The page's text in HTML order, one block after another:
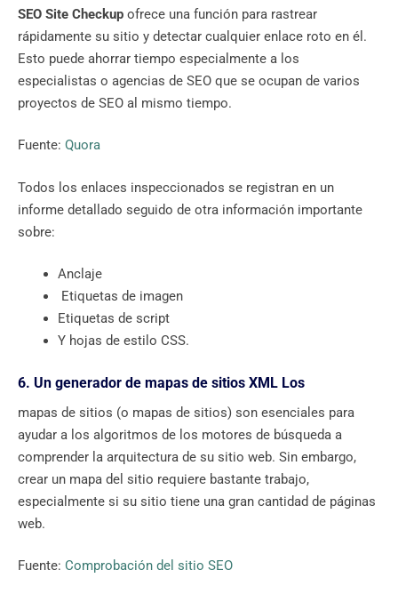
SEO Site Checkup ofrece una función para rastrear
rápidamente su sitio y detectar cualquier enlace roto en él.
Esto puede ahorrar tiempo especialmente a los
especialistas o agencias de SEO que se ocupan de varios
proyectos de SEO al mismo tiempo.
Fuente: Quora
Todos los enlaces inspeccionados se registran en un
informe detallado seguido de otra información importante
sobre:
Anclaje
Etiquetas de imagen
Etiquetas de script
Y hojas de estilo CSS.
6. Un generador de mapas de sitios XML Los
mapas de sitios (o mapas de sitios) son esenciales para
ayudar a los algoritmos de los motores de búsqueda a
comprender la arquitectura de su sitio web. Sin embargo,
crear un mapa del sitio requiere bastante trabajo,
especialmente si su sitio tiene una gran cantidad de páginas
web.
Fuente: Comprobación del sitio SEO